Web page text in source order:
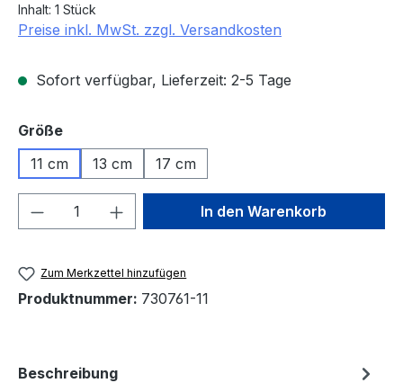
Inhalt: 1 Stück
Preise inkl. MwSt. zzgl. Versandkosten
Sofort verfügbar, Lieferzeit: 2-5 Tage
Größeauswählen
11 cm
13 cm 17 cm
Produkt Anzahl: Gib denIn den Warenkorb
Zum Merkzettel hinzufügen
Produktnummer: 730761-11
Beschreibung